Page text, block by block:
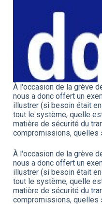
À l'occasion de la grève
nous a donc offert un
illustrer (si besoin était
tout le système, quelle
matière de sécurité du
compromissions, quelles
À l'occasion de la grève
nous a donc offert un
illustrer (si besoin était
tout le système, quelle
matière de sécurité du
compromissions, quelles